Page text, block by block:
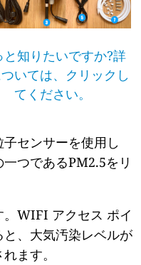
と知りたいですか?詳
いては、クリックし
てください。
センサーを使用し
つであるPM2.5をリ
。WIFI アクセス ポイ
、大気汚染レベルが
ます。